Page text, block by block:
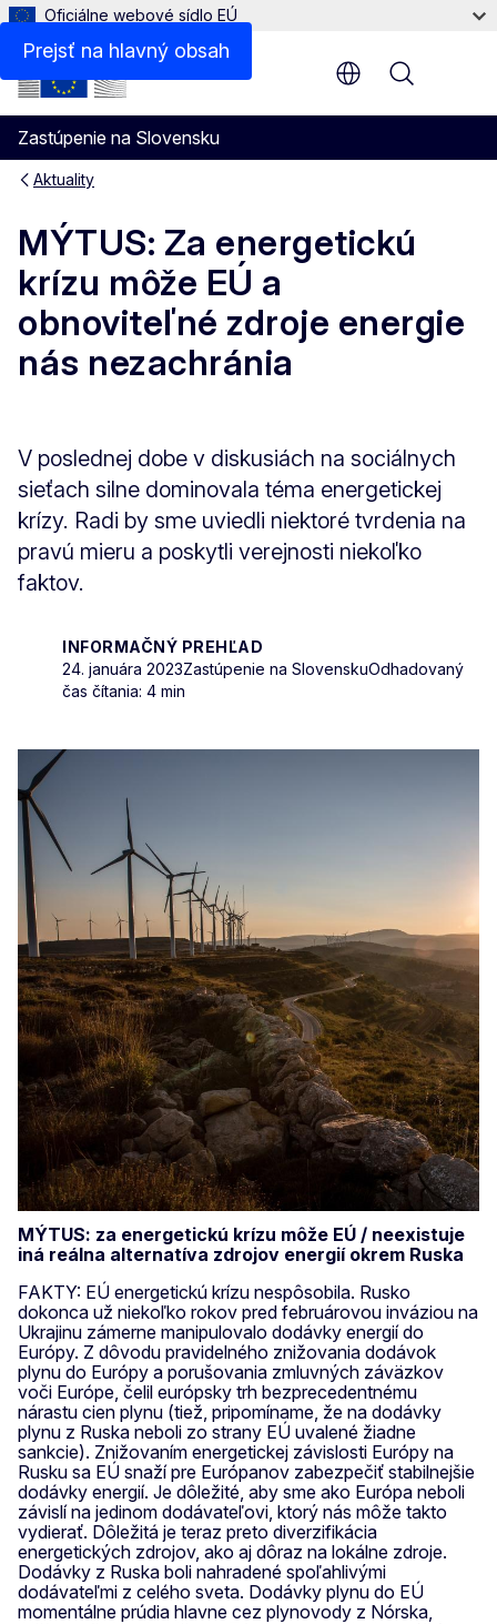
Prejsť na hlavný obsah
Oficiálne webové sídlo EÚ
Zastúpenie na Slovensku
Menu
Aktuality
MÝTUS: Za energetickú
krízu môže EÚ a
obnoviteľné zdroje energie
nás nezachránia
V poslednej dobe v diskusiách na sociálnych
sieťach silne dominovala téma energetickej
krízy. Radi by sme uviedli niektoré tvrdenia na
pravú mieru a poskytli verejnosti niekoľko
faktov.
INFORMAČNÝ PREHĽAD
24. januára 2023Zastúpenie na SlovenskuOdhadovaný
čas čítania: 4 min
MÝTUS: za energetickú krízu môže EÚ / neexistuje
iná reálna alternatíva zdrojov energií okrem Ruska
FAKTY: EÚ energetickú krízu nespôsobila. Rusko
dokonca už niekoľko rokov pred februárovou inváziou na
Ukrajinu zámerne manipulovalo dodávky energií do
Európy. Z dôvodu pravidelného znižovania dodávok
plynu do Európy a porušovania zmluvných záväzkov
voči Európe, čelil európsky trh bezprecedentnému
nárastu cien plynu (tiež, pripomíname, že na dodávky
plynu z Ruska neboli zo strany EÚ uvalené žiadne
sankcie). Znižovaním energetickej závislosti Európy na
Rusku sa EÚ snaží pre Európanov zabezpečiť stabilnejšie
dodávky energií. Je dôležité, aby sme ako Európa neboli
závislí na jedinom dodávateľovi, ktorý nás môže takto
vydierať. Dôležitá je teraz preto diverzifikácia
energetických zdrojov, ako aj dôraz na lokálne zdroje.
Dodávky z Ruska boli nahradené spoľahlivými
dodávateľmi z celého sveta. Dodávky plynu do EÚ
momentálne prúdia hlavne cez plynovody z Nórska,